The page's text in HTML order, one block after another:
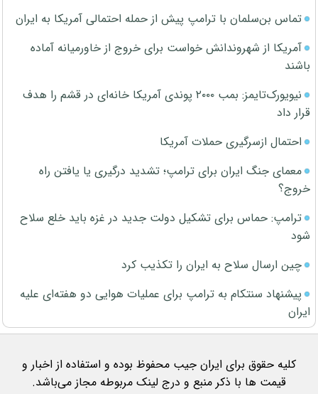
تماس بن‌سلمان با ترامپ پیش از حمله احتمالی آمریکا به ایران
آمریکا از شهروندانش خواست برای خروج از خاورمیانه آماده
باشند
نیویورک‌تایمز: بمب ۲۰۰۰ پوندی آمریکا خانه‌ای در قشم را هدف
قرار داد
احتمال ازسرگیری حملات آمریکا
معمای جنگ ایران برای ترامپ؛ تشدید درگیری یا یافتن راه
خروج؟
ترامپ: حماس برای تشکیل دولت جدید در غزه باید خلع سلاح
شود
چین ارسال سلاح به ایران را تکذیب کرد
پیشنهاد سنتکام به ترامپ برای عملیات هوایی دو هفته‌ای علیه
ایران
کلیه حقوق برای ایران جیب محفوظ بوده و استفاده از اخبار و
قیمت ها با ذکر منبع و درج لینک مربوطه مجاز می‌باشد.